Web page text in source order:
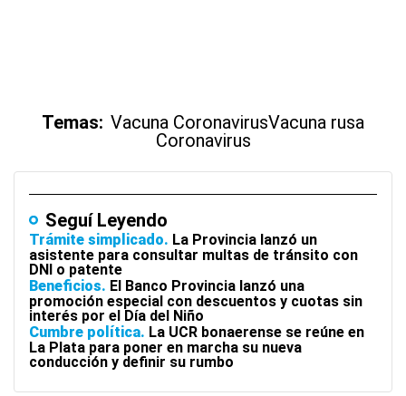
Temas: Vacuna CoronavirusVacuna rusa
Coronavirus
Seguí Leyendo
Trámite simplicado La Provincia lanzó un
asistente para consultar multas de tránsito con
DNI o patente
Beneficios El Banco Provincia lanzó una
promoción especial con descuentos y cuotas sin
interés por el Día del Niño
Cumbre política La UCR bonaerense se reúne en
La Plata para poner en marcha su nueva
conducción y definir su rumbo